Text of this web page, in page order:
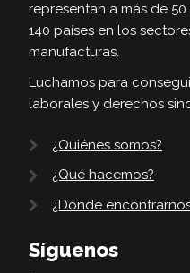
representan a más de
140 países en los
manufacturas.
Luchamos para
laborales y derechos
¿Quiénes somos?
¿Qué hacemos?
¿Dónde
Síguenos